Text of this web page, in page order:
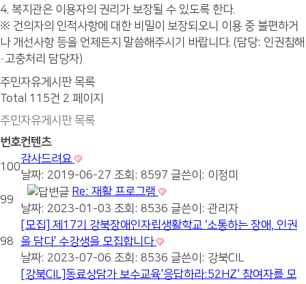
4. 복지관은 이용자의 권리가 보장될 수 있도록 한다.
※ 건의자의 인적사항에 대한 비밀이 보장되오니 이용 중 불편하거
나 개선사항 등을 언제든지 말씀해주시기 바랍니다. (담당: 인권침해
·고충처리 담당자)
주민자유게시판 목록
Total 115건 2 페이지
주민자유게시판 목록
번호컨텐츠
100
감사드려요
날짜: 2019-06-27 조회: 8597 글쓴이: 이정미
99
Re: 재활 프로그램
날짜: 2023-01-03 조회: 8536 글쓴이: 관리자
98
[모집] 제17기 강북장애인자립생활학교 ‘소통하는 장애, 인권
을 담다’ 수강생을 모집합니다
날짜: 2023-07-06 조회: 8536 글쓴이: 강북CIL
[강북CIL]동료상담가 보수교육'응답하라:52HZ' 참여자를 모